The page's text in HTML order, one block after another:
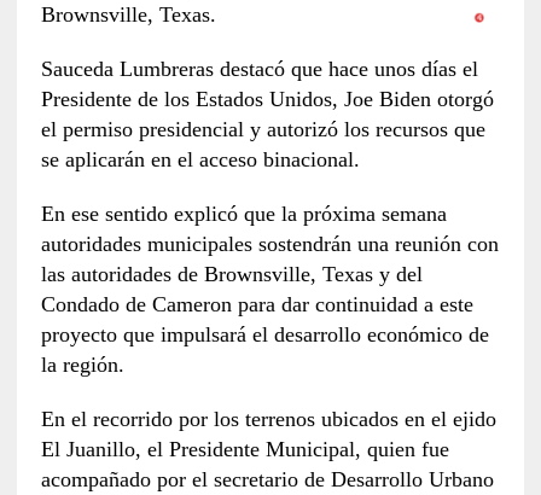
Brownsville, Texas.
Sauceda Lumbreras destacó que hace unos días el
Presidente de los Estados Unidos, Joe Biden otorgó
el permiso presidencial y autorizó los recursos que
se aplicarán en el acceso binacional.
En ese sentido explicó que la próxima semana
autoridades municipales sostendrán una reunión con
las autoridades de Brownsville, Texas y del
Condado de Cameron para dar continuidad a este
proyecto que impulsará el desarrollo económico de
la región.
En el recorrido por los terrenos ubicados en el ejido
El Juanillo, el Presidente Municipal, quien fue
acompañado por el secretario de Desarrollo Urbano